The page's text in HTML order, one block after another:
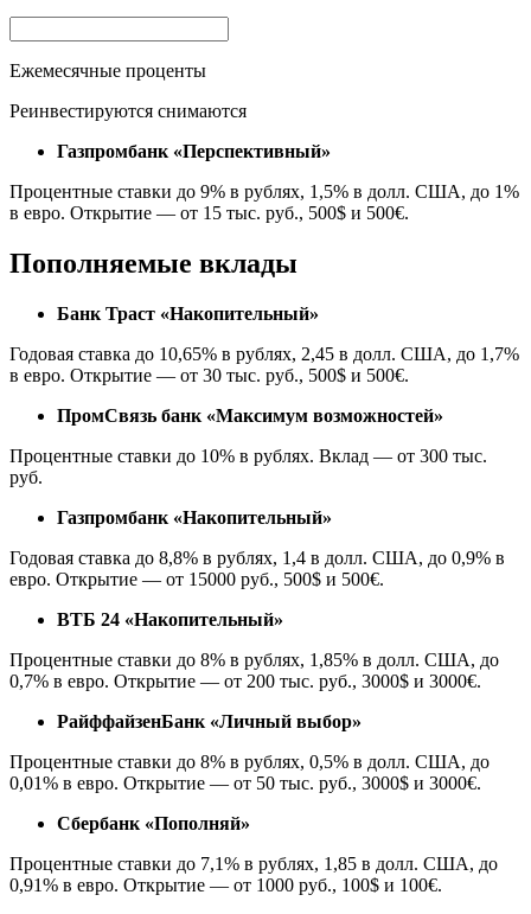
Ежемесячные проценты
Реинвестируются снимаются
Газпромбанк «Перспективный»
Процентные ставки до 9% в рублях, 1,5% в долл. США, до 1%
в евро. Открытие — от 15 тыс. руб., 500$ и 500€.
Пополняемые вклады
Банк Траст «Накопительный»
Годовая ставка до 10,65% в рублях, 2,45 в долл. США, до 1,7%
в евро. Открытие — от 30 тыс. руб., 500$ и 500€.
ПромСвязь банк «Максимум возможностей»
Процентные ставки до 10% в рублях. Вклад — от 300 тыс.
руб.
Газпромбанк «Накопительный»
Годовая ставка до 8,8% в рублях, 1,4 в долл. США, до 0,9% в
евро. Открытие — от 15000 руб., 500$ и 500€.
ВТБ 24 «Накопительный»
Процентные ставки до 8% в рублях, 1,85% в долл. США, до
0,7% в евро. Открытие — от 200 тыс. руб., 3000$ и 3000€.
РайффайзенБанк «Личный выбор»
Процентные ставки до 8% в рублях, 0,5% в долл. США, до
0,01% в евро. Открытие — от 50 тыс. руб., 3000$ и 3000€.
Сбербанк «Пополняй»
Процентные ставки до 7,1% в рублях, 1,85 в долл. США, до
0,91% в евро. Открытие — от 1000 руб., 100$ и 100€.